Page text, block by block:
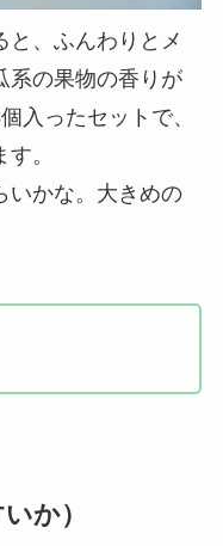
と、ふんわりとメ
系の果物の香りが
入ったセットで、
。
いかな。大きめの
か）